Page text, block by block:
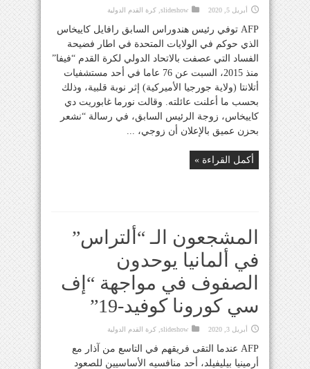
أبريل 5, 2020 slideshow كرة القدم الدولية
AFP توفي رئيس هندوراس السابق رافايل كاييخاس
الذي حوكم في الولايات المتحدة في اطار فضيحة
الفساد التي عصفت بالاتحاد الدولي لكرة القدم “فيفا”
منذ 2015، السبت عن 76 عاما في أحد مستشفيات
أتلانتا (ولاية جورجيا الأميركية) إثر نوبة قلبية، وذلك
بحسب ما أعلنت عائلته. وقالت نورما غابوريت دي
كاييخاس، زوجة الرئيس السابق، في رسالة “نشعر
بحزن عميق بالإعلان أن زوجي، ...
أكمل القراءة »
المشجعون الـ “ألتراس”
في ألمانيا يوحدون
الصفوف في مواجهة “إف
سي كورونا كوفيد-19”
أبريل 3, 2020 slideshow كرة القدم الدولية
AFP عندما التقى فريقهم في التاسع من آذار مع
أرمينيا بيليفيلد، أحد منافسيه الأساسيين للصعود